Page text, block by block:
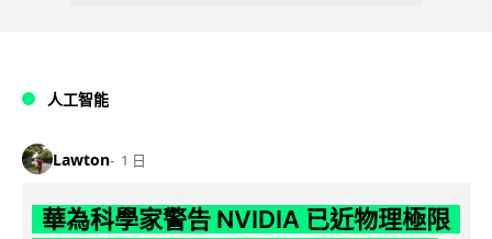
人工智能
Lawton 1 日
華為科學家警告 NVIDIA 已近物理極限